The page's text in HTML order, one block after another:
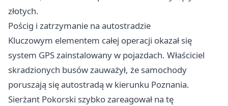
złotych.
Pościg i zatrzymanie na autostradzie
Kluczowym elementem całej operacji okazał się
system GPS zainstalowany w pojazdach. Właściciel
skradzionych busów zauważył, że samochody
poruszają się autostradą w kierunku Poznania.
Sierżant Pokorski szybko zareagował na tę